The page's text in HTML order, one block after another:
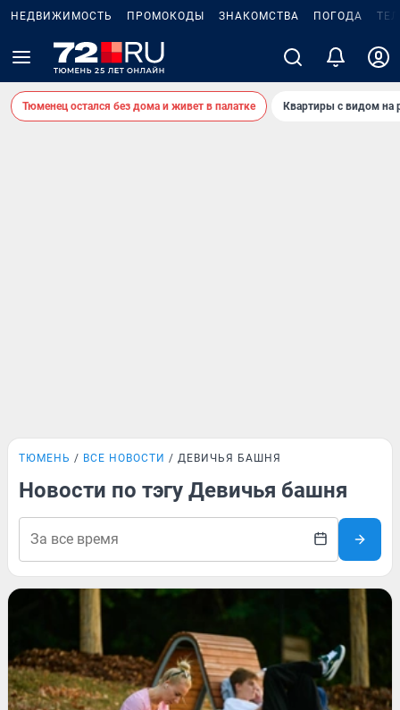
НЕДВИЖИМОСТЬ ПРОМОКОДЫ ЗНАКОМСТВА ПОГОДА
Тюменец остался без дома и живет в палатке Квартиры с видом на
ТЮМЕНЬ ВСЕ НОВОСТИ ДЕВИЧЬЯ БАШНЯ
Новости по тэгу Девичья башня